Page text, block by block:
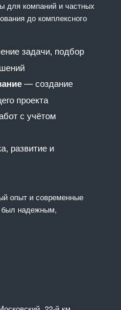
для компаний и частных
до комплексного
задачи, подбор
— создание
проекта
с учётом
развитие и
опыт и современные
был надежным,